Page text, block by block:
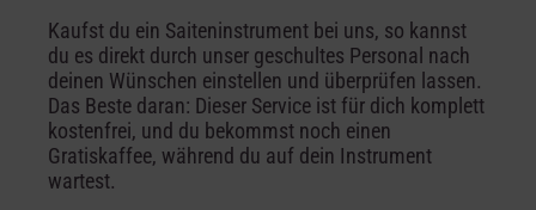
Kaufst du ein Saiteninstrument bei uns, so kannst
du es direkt durch unser geschultes Personal nach
deinen Wünschen einstellen und überprüfen lassen.
Das Beste daran: Dieser Service ist für dich komplett
kostenfrei, und du bekommst noch einen
Gratiskaffee, während du auf dein Instrument
wartest.